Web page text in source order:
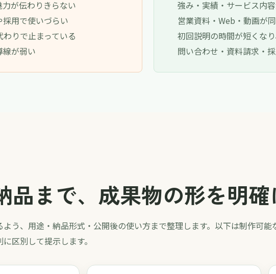
が伝わりきらない
用で使いづらい
りで止まっている
線が弱い
強み・実績・サービス内
営業資料・Web・動画が
初回説明の時間が短くな
問い合わせ・資料請求・
品まで、成果物の形を明
よう、用途・納品形式・公開後の使い方まで整理します。以下は制作可能
区別して提示します。